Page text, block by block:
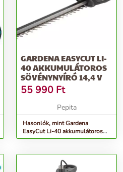
GARDENA EASYCUT LI-
40 AKKUMULÁTOROS
SÖVÉNYNYÍRÓ 14,4 V
55 990 Ft
Pepita
Hasonlók, mint Gardena
EasyCut Li-40 akkumulátoros
Sövénynyíró 14,4 V